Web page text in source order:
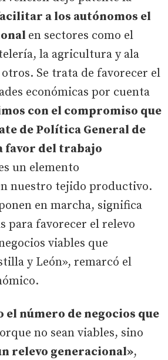
a los autónomos el
en sectores como el
la agricultura y ala
Se trata de favorecer el
económicas por cuenta
con el compromiso que
de Política General de
favor del trabajo
un elemento
nuestro tejido productivo.
en marcha, significa
para favorecer el relevo
viables que
y León», remarcó el
el número de negocios que
no sean viables, sino
relevo generacional»,